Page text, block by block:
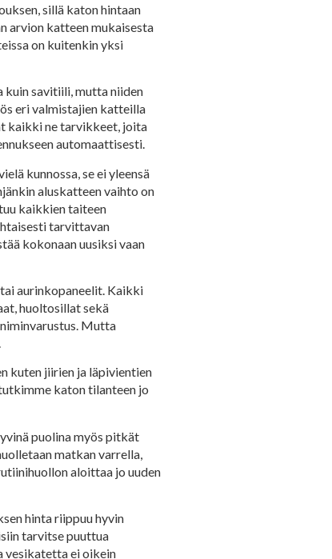
sillä katon hintaan
arvion katteen mukaisesta
on kuitenkin yksi
savitiili, mutta niiden
eri valmistajien katteilla
kaikki ne tarvikkeet, joita
automaattisesti.
kunnossa, se ei yleensä
aluskatteen vaihto on
kaikkien taiteen
tarvittavan
kokonaan uusiksi vaan
aurinkopaneelit. Kaikki
huoltosillat sekä
Mutta
kuten jiirien ja läpivientien
katon tilanteen jo
puolina myös pitkät
matkan varrella,
aloittaa jo uuden
hinta riippuu hyvin
tarvitse puuttua
vesikatetta ei oikein